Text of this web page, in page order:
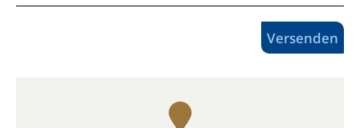
Versenden